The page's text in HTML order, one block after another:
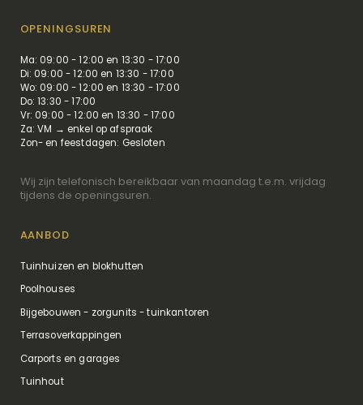
OPENINGSUREN
Ma: 09:00 - 12:00 en 13:30 - 17:00
Di: 09:00 - 12:00 en 13:30 - 17:00
Wo: 09:00 - 12:00 en 13:30 - 17:00
Do: 13:30 - 17:00
Vr: 09:00 - 12:00 en 13:30 - 17:00
Za: VM → enkel op afspraak
Zon- en feestdagen: Gesloten
Wij zijn telefonisch bereikbaar van maandag t.e.m. vrijdag
tijdens de openingsuren.
AANBOD
Tuinhuizen en blokhutten
Poolhouses
Bijgebouwen - zorgunits - tuinkantoren
Terrasoverkappingen
Carports en garages
Tuinhout